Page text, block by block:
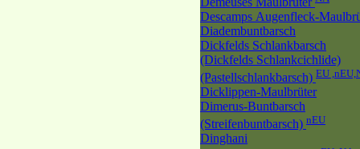
Descamps Augenfleck-
Diadembuntbarsch
Dickfelds Schlankbarsch
(Dickfelds Schlankcichlide)
(Pastellschlankbarsch) EU
Dicklippen-Maulbrüter
Dimerus-Buntbarsch
(Streifenbuntbarsch) nEU
Dinghani